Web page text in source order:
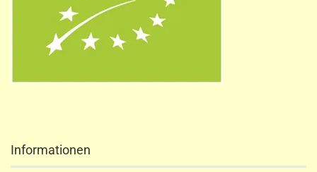
Informationen